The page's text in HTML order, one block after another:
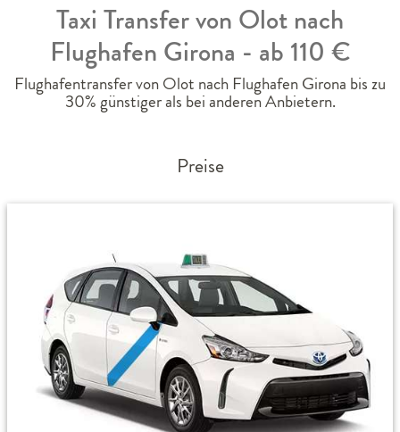
Taxi Transfer von Olot nach
Flughafen Girona - ab 110 €
Flughafentransfer von Olot nach Flughafen Girona bis zu
30% günstiger als bei anderen Anbietern.
Preise